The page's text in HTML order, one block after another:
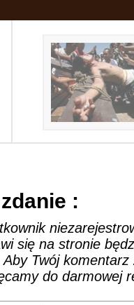
:
się na stronie
Twój
do darmowej